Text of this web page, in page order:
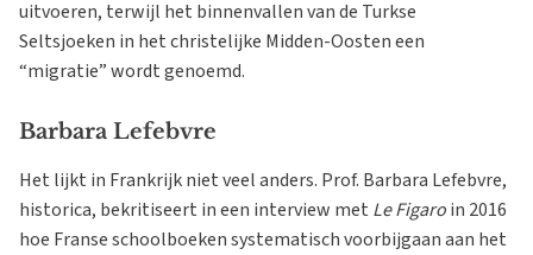
uitvoeren, terwijl het binnenvallen van de Turkse
Seltsjoeken in het christelijke Midden-Oosten een
“migratie” wordt genoemd.
Barbara Lefebvre
Het lijkt in Frankrijk niet veel anders. Prof. Barbara Lefebvre,
historica, bekritiseert in een interview met Le Figaroin 2016
hoe Franse schoolboeken systematisch voorbijgaan aan het